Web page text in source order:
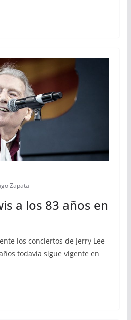
Zapata
a los 83 años en
los conciertos de Jerry Lee
todavía sigue vigente en